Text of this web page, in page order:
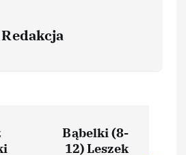
Redakcja
Bąbelki (8-
12) Leszek